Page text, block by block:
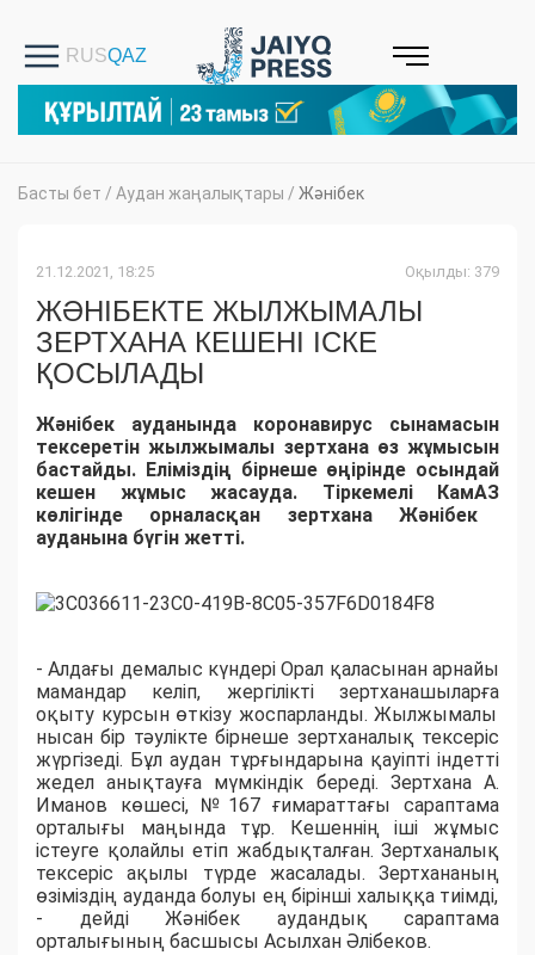
Басты бет / Аудан жаңалықтары / Жәнібек
21.12.2021, 18:25 Оқылды: 379
ЖӘНІБЕКТЕ ЖЫЛЖЫМАЛЫ
ЗЕРТХАНА КЕШЕНІ ІСКЕ
ҚОСЫЛАДЫ
Жәнібек ауданында коронавирус сынамасын
тексеретін жылжымалы зертхана өз жұмысын
бастайды. Еліміздің бірнеше өңірінде осындай
кешен жұмыс жасауда. Тіркемелі КамАЗ
көлігінде орналасқан зертхана
Жәнібек
ауданына бүгін жетті.
- Алдағы демалыс күндеріОрал қаласынанарнайы
мамандар келіп, жергілікті зертханашыларға
оқыту курсын өткізу жоспарланды. Жылжымалы
нысан бір тәулікте бірнеше зертханалық тексеріс
жүргізеді. Бұл аудан тұрғындарына қауіпті індетті
жедел анықтауға мүмкіндік береді. ЗертханаА.
Иманов көшесі, №167 ғимараттағы
сараптама
орталығы маңында тұр. Кешеннің іші жұмыс
істеуге қолайлы етіп жабдықталған. Зертханалық
тексеріс ақылы түрде жасалады. Зертхананың
өзіміздің ауданда болуы ең бірінші халыққа тиімді,
- дейді Жәнібек аудандық сараптама
орталығының басшысы Асылхан Әлібеков.